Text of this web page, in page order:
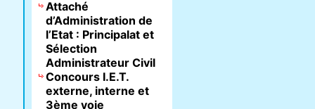
Attaché
d’Administration de
l’Etat : Principalat et
Sélection
Administrateur Civil
Concours I.E.T.
externe, interne et
3ème voie